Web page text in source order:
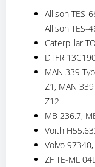
Allison TES-
Allison TES-
Caterpillar
DTFR
MAN 339
Z1, MAN
Z12
MB 236.7,
Voith
Volvo
ZF TE-ML